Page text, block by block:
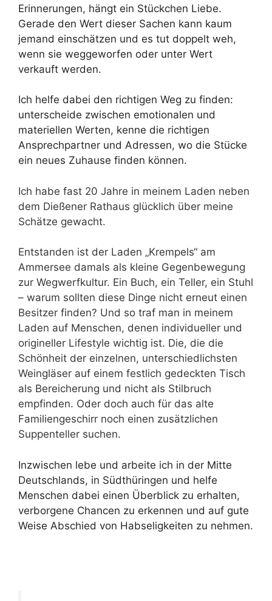
Erinnerungen, hängt ein Stückchen Liebe.
Gerade den Wert dieser Sachen kann kaum
jemand einschätzen und es tut doppelt weh,
wenn sie weggeworfen oder unter Wert
verkauft werden.
Ich helfe dabei den richtigen Weg zu finden:
unterscheide zwischen emotionalen und
materiellen Werten, kenne die richtigen
Ansprechpartner und Adressen, wo die Stücke
ein neues Zuhause finden können.
Ich habe fast 20 Jahre in meinem Laden neben
dem Dießener Rathaus glücklich über meine
Schätze gewacht.
Entstanden ist der Laden „Krempels“ am
Ammersee damals als kleine Gegenbewegung
zur Wegwerfkultur. Ein Buch, ein Teller, ein Stuhl
– warum sollten diese Dinge nicht erneut einen
Besitzer finden? Und so traf man in meinem
Laden auf Menschen, denen individueller und
origineller Lifestyle wichtig ist. Die, die die
Schönheit der einzelnen, unterschiedlichsten
Weingläser auf einem festlich gedeckten Tisch
als Bereicherung und nicht als Stilbruch
empfinden. Oder doch auch für das alte
Familiengeschirr noch einen zusätzlichen
Suppenteller suchen.
Inzwischen lebe und arbeite ich in der Mitte
Deutschlands, in Südthüringen und helfe
Menschen dabei einen Überblick zu erhalten,
verborgene Chancen zu erkennen und auf gute
Weise Abschied von Habseligkeiten zu nehmen.